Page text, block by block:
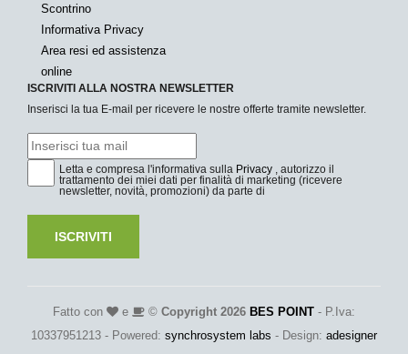
Scontrino
Informativa Privacy
Area resi ed assistenza
online
ISCRIVITI ALLA NOSTRA NEWSLETTER
Inserisci la tua E-mail per ricevere le nostre offerte tramite newsletter.
Letta e compresa l'informativa sulla Privacy , autorizzo il
trattamento dei miei dati per finalità di marketing (ricevere
newsletter, novità, promozioni) da parte di
ISCRIVITI
Fatto con e © Copyright 2026 BES POINT - P.Iva:
10337951213 - Powered: synchrosystem labs - Design: adesigner